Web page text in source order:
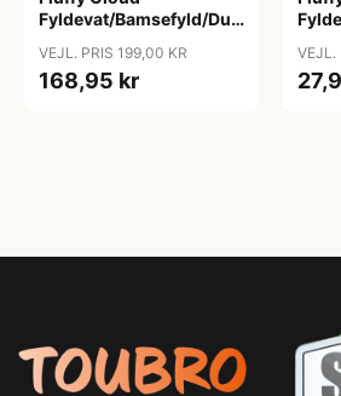
Fyldevat/Bamsefyld/Dukkefyld/
VEJL. PRIS 199,00 KR
168,95 kr
VEJL.